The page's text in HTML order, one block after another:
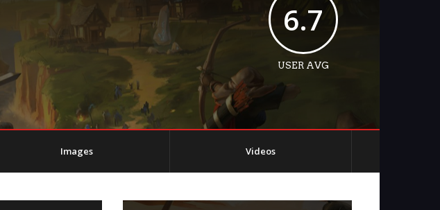
6.7
USER AVG
Images Videos